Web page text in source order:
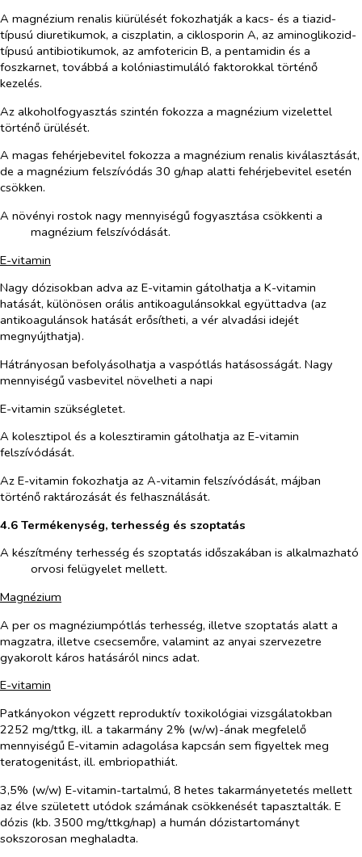
A magnézium renalis kiürülését fokozhatják a kacs- és a tiazid-
típusú diuretikumok, a ciszplatin, a ciklosporin A, az aminoglikozid-
típusú antibiotikumok, az amfotericin B, a pentamidin és a
foszkarnet, továbbá a kolóniastimuláló faktorokkal történő
kezelés.
Az alkoholfogyasztás szintén fokozza a magnézium vizelettel
történő ürülését.
A magas fehérjebevitel fokozza a magnézium renalis kiválasztását,
de a magnézium felszívódás 30 g/nap alatti fehérjebevitel esetén
csökken.
A növényi rostok nagy mennyiségű fogyasztása csökkenti a
magnézium felszívódását.
E-vitamin
Nagy dózisokban adva az E-vitamin gátolhatja a K-vitamin
hatását, különösen orális antikoagulánsokkal együttadva (az
antikoagulánsok hatását erősítheti, a vér alvadási idejét
megnyújthatja).
Hátrányosan befolyásolhatja a vaspótlás hatásosságát. Nagy
mennyiségű vasbevitel növelheti a napi
E-vitamin szükségletet.
A kolesztipol és a kolesztiramin gátolhatja az E-vitamin
felszívódását.
Az E-vitamin fokozhatja az A-vitamin felszívódását, májban
történő raktározását és felhasználását.
4.6 Termékenység, terhesség és szoptatás
A készítmény terhesség és szoptatás időszakában is alkalmazható
orvosi felügyelet mellett.
Magnézium
A per os magnéziumpótlás terhesség, illetve szoptatás alatt a
magzatra, illetve csecsemőre, valamint az anyai szervezetre
gyakorolt káros hatásáról nincs adat.
E-vitamin
Patkányokon végzett reproduktív toxikológiai vizsgálatokban
2252 mg/ttkg, ill. a takarmány 2% (w/w)-ának megfelelő
mennyiségű E-vitamin adagolása kapcsán sem figyeltek meg
teratogenitást, ill. embriopathiát.
3,5% (w/w) E-vitamin-tartalmú, 8 hetes takarmányetetés mellett
az élve született utódok számának csökkenését tapasztalták. E
dózis (kb. 3500 mg/ttkg/nap) a humán dózistartományt
sokszorosan meghaladta.